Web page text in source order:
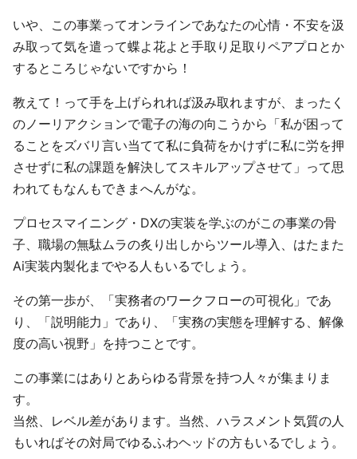
いや、この事業ってオンラインであなたの心情・不安を汲
み取って気を遣って蝶よ花よと手取り足取りペアプロとか
するところじゃないですから！
教えて！って手を上げられれば汲み取れますが、まったく
のノーリアクションで電子の海の向こうから「私が困って
ることをズバリ言い当てて私に負荷をかけずに私に労を押
させずに私の課題を解決してスキルアップさせて」って思
われてもなんもできまへんがな。
プロセスマイニング・DXの実装を学ぶのがこの事業の骨
子、職場の無駄ムラの炙り出しからツール導入、はたまた
Ai実装内製化までやる人もいるでしょう。
その第一歩が、「実務者のワークフローの可視化」であ
り、「説明能力」であり、「実務の実態を理解する、解像
度の高い視野」を持つことです。
この事業にはありとあらゆる背景を持つ人々が集まりま
す。
当然、レベル差があります。当然、ハラスメント気質の人
もいればその対局でゆるふわヘッドの方もいるでしょう。